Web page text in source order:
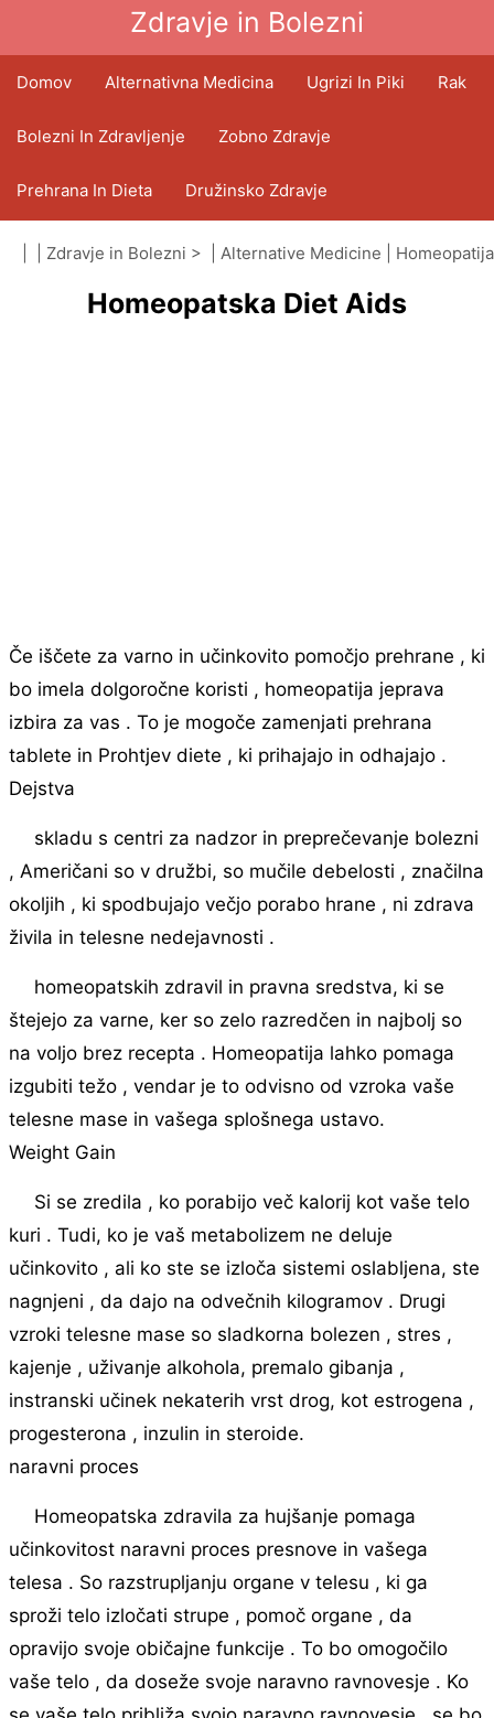
Zdravje in Bolezni
Domov Alternativna Medicina Ugrizi In Piki Rak
Bolezni In Zdravljenje Zobno Zdravje
Prehrana In Dieta Družinsko Zdravje
Zdravstveni Sektor Duševno Zdravje
Javno Zdravje In Varnost Operacije In Posegi
Zdravje in Bolezni > | Alternative Medicine Homeopatija
Homeopatska Diet Aids
Če iščete za varno in učinkovito pomočjo prehrane , ki
bo imela dolgoročne koristi , homeopatija jeprava
izbira za vas . To je mogoče zamenjati prehrana
tablete in Prohtjev diete , ki prihajajo in odhajajo .
Dejstva
skladu s centri za nadzor in preprečevanje bolezni
, Američani so v družbi, so mučile debelosti , značilna
okoljih , ki spodbujajo večjo porabo hrane , ni zdrava
živila in telesne nedejavnosti .
homeopatskih zdravil in pravna sredstva, ki se
štejejo za varne, ker so zelo razredčen in najbolj so
na voljo brez recepta . Homeopatija lahko pomaga
izgubiti težo , vendar je to odvisno od vzroka vaše
telesne mase in vašega splošnega ustavo.
Weight Gain
Si se zredila , ko porabijo več kalorij kot vaše telo
kuri . Tudi, ko je vaš metabolizem ne deluje
učinkovito , ali ko ste se izloča sistemi oslabljena, ste
nagnjeni , da dajo na odvečnih kilogramov . Drugi
vzroki telesne mase so sladkorna bolezen , stres ,
kajenje , uživanje alkohola, premalo gibanja ,
instranski učinek nekaterih vrst drog, kot estrogena ,
progesterona , inzulin in steroide.
naravni proces
Homeopatska zdravila za hujšanje pomaga
učinkovitost naravni proces presnove in vašega
telesa . So razstrupljanju organe v telesu , ki ga
sproži telo izločati strupe , pomoč organe , da
opravijo svoje običajne funkcije . To bo omogočilo
vaše telo , da doseže svoje naravno ravnovesje . Ko